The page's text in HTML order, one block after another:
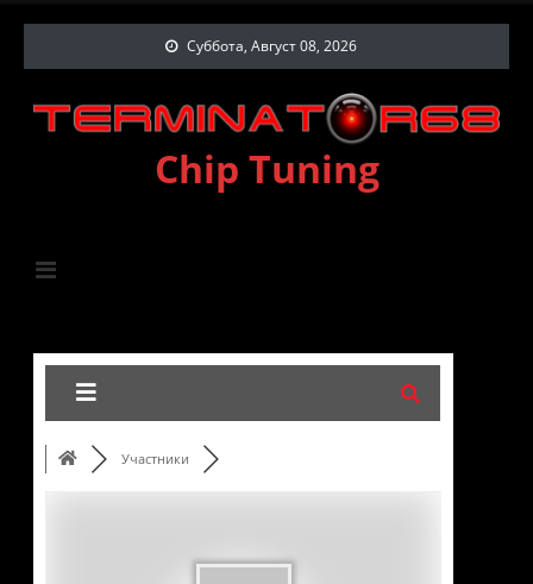
Суббота, Август 08, 2026
Chip Tuning
Участники